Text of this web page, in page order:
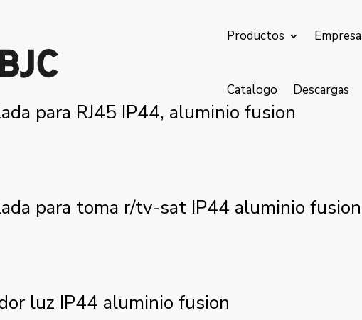
Productos Empresa
Catalogo Descargas
para RJ45 IP44, aluminio fusion
para toma r/tv-sat IP44 aluminio fusion
luz IP44 aluminio fusion